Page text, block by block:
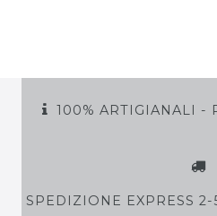
100% ARTIGIANALI -
SPEDIZIONE EXPRESS